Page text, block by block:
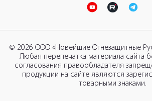
© 2026 ООО «Новейшие Огнезащитные
Любая перепечатка материала сайта
согласования правообладателя
продукции на сайте являются
товарными знаками.